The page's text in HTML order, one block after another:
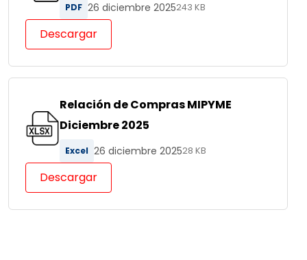
PDF 26 diciembre 2025243 KB
Descargar
Relación de Compras MIPYME
Diciembre 2025
Excel 26 diciembre 202528 KB
Descargar